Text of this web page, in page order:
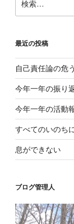
シ
索:
最近の投稿
自己責任論の危
今年一年の振り
今年一年の活動
すべてのいのち
息ができない
ブログ管理人